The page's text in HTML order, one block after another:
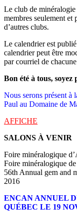
Le club de minéralogie
membres seulement et
d’autres clubs.
Le calendrier est
calendrier peut être
par courriel de
Bon été à tous, soyez
Nous serons présent à
Paul au Domaine de
AFFICHE
SALONS À VENIR
Foire minéralogique
Foire minéralogique
56th Annual gem and
2016
ENCAN ANNUEL
QUÉBEC LE 19